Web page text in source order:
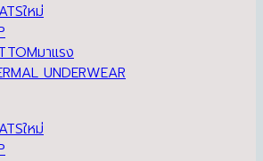
UNDERWEAR